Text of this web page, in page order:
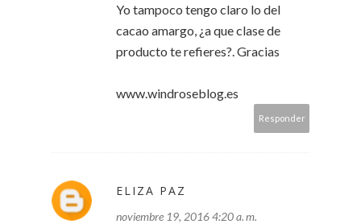
Yo tampoco tengo claro lo del
cacao amargo, ¿a que clase de
producto te refieres?. Gracias
www.windroseblog.es
Responder
ELIZA PAZ
noviembre 19, 2016 4:20 a. m.